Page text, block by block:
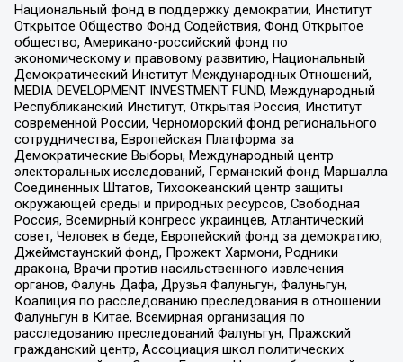
Национальный фонд в поддержку демократии, Институт
Открытое Общество Фонд Содействия, Фонд Открытое
общество, Американо-российский фонд по
экономическому и правовому развитию, Национальный
Демократический Институт Международных Отношений,
MEDIA DEVELOPMENT INVESTMENT FUND, Международный
Республиканский Институт, Открытая Россия, Институт
современной России, Черноморский фонд регионального
сотрудничества, Европейская Платформа за
Демократические Выборы, Международный центр
электоральных исследований, Германский фонд Маршалла
Соединенных Штатов, Тихоокеанский центр защиты
окружающей среды и природных ресурсов, Свободная
Россия, Всемирный конгресс украинцев, Атлантический
совет, Человек в беде, Европейский фонд за демократию,
Джеймстаунский фонд, Прожект Хармони, Родники
дракона, Врачи против насильственного извлечения
органов, Фалунь Дафа, Друзья Фалуньгун, Фалуньгун,
Коалиция по расследованию преследования в отношении
Фалуньгун в Китае, Всемирная организация по
расследованию преследований Фалуньгун, Пражский
гражданский центр, Ассоциация школ политических